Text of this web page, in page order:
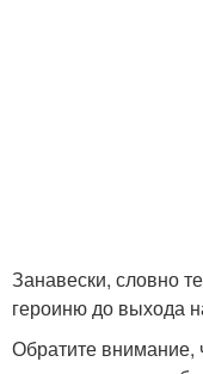
Занавески, словно
героиню до выхода
Обратите внимание,